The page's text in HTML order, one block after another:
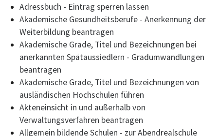
Adressbuch - Eintrag sperren lassen
Akademische Gesundheitsberufe - Anerkennung der
Weiterbildung beantragen
Akademische Grade, Titel und Bezeichnungen bei
anerkannten Spätaussiedlern - Gradumwandlungen
beantragen
Akademische Grade, Titel und Bezeichnungen von
ausländischen Hochschulen führen
Akteneinsicht in und außerhalb von
Verwaltungsverfahren beantragen
Allgemein bildende Schulen - zur Abendrealschule